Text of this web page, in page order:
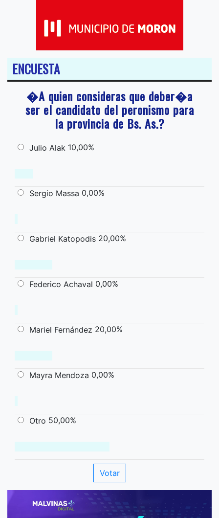
ENCUESTA
�A quien consideras que deber�a
ser el candidato del peronismo para
la provincia de Bs. As.?
Julio Alak 10,00%
Sergio Massa 0,00%
Gabriel Katopodis 20,00%
Federico Achaval 0,00%
Mariel Fernández 20,00%
Mayra Mendoza 0,00%
Otro 50,00%